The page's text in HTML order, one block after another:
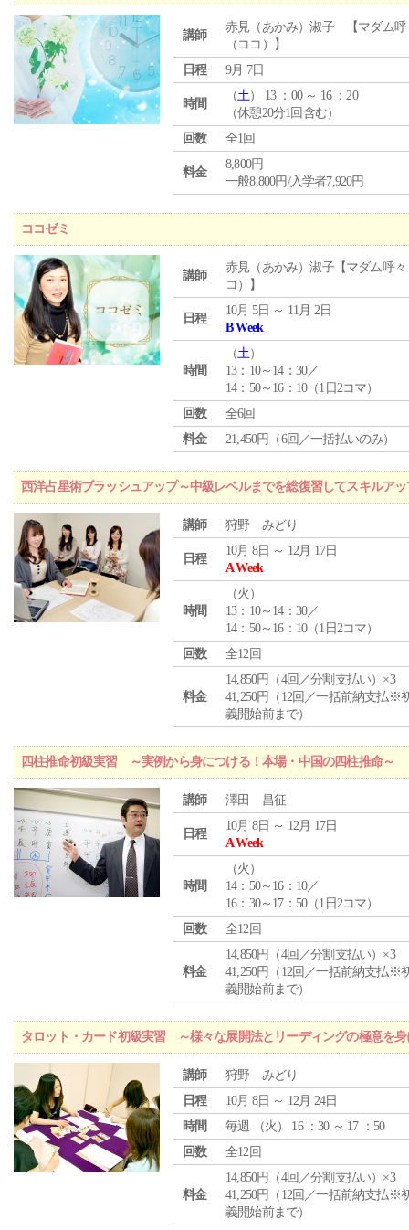
講師
赤見（あかみ）淑子 【マダム呼
（ココ）】
日程
9月 7日
時間
（土） 13 ：00 ～ 16 ：20
（休憩20分1回含む）
回数
全1回
料金
8,800円
一般8,800円/入学者7,920円
ココゼミ
講師
赤見（あかみ）淑子【マダム呼々
コ）】
日程
10月 5日 ～ 11月 2日
B Week
時間
（土）
13：10～14：30／
14：50～16：10（1日2コマ）
回数
全6回
料金
21,450円（6回／一括払いのみ）
西洋占星術ブラッシュアップ～中級レベルまでを総復習してスキルア
講師 狩野 みどり
日程
10月 8日 ～ 12月 17日
A Week
時間
（火 ）
13：10～14：30／
14：50～16：10（1日2コマ）
回数
全12回
料金
14,850円（4回／分割支払い）×3
41,250円（12回／一括前納支払※
義開始前まで）
四柱推命初級実習 ～実例から身につける！本場・中国の四柱推命～
講師 澤田 昌征
日程
10月 8日 ～ 12月 17日
A Week
時間
（火 ）
14：50～16：10／
16：30～17：50（1日2コマ）
回数
全12回
料金
14,850円（4回／分割支払い）×3
41,250円（12回／一括前納支払※
義開始前まで）
タロット・カード初級実習 ～様々な展開法とリーディングの極意を身
講師
狩野 みどり
日程
10月 8日 ～ 12月 24日
時間
毎週 （火 ） 16 ：30 ～ 17 ：50
回数
全12回
料金
14,850円（4回／分割支払い）×3
41,250円（12回／一括前納支払※
義開始前まで）